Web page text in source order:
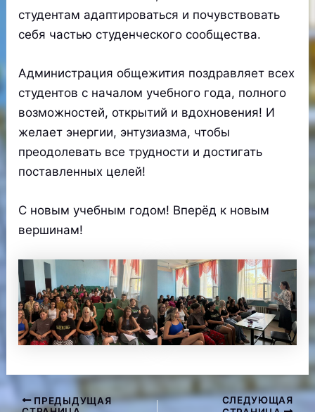
студентам адаптироваться и почувствовать
себя частью студенческого сообщества.
Администрация общежития поздравляет всех
студентов с началом учебного года, полного
возможностей, открытий и вдохновения! И
желает энергии, энтузиазма, чтобы
преодолевать все трудности и достигать
поставленных целей!
С новым учебным годом! Вперёд к новым
вершинам!
Навигация
ПРЕДЫДУЩАЯ
СЛЕДУЮЩАЯ